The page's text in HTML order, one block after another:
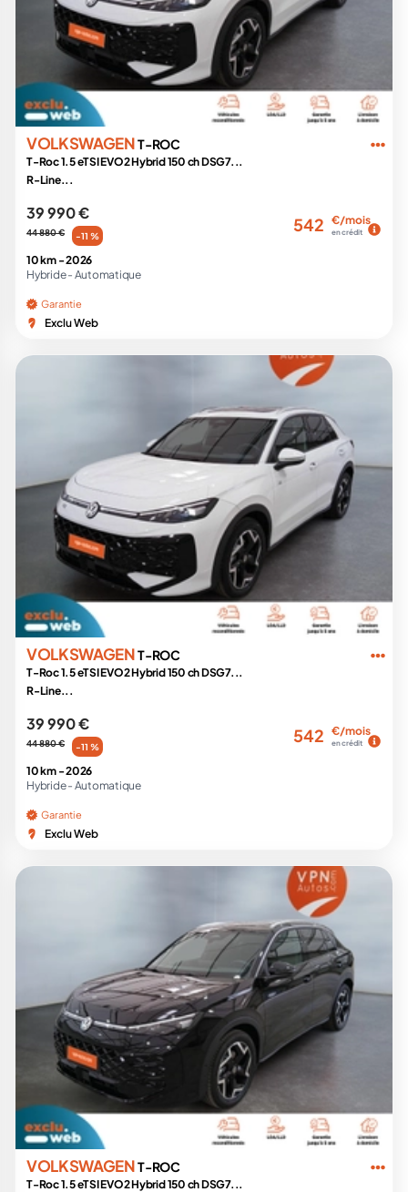
VOLKSWAGENT-ROC
T-Roc 1.5 eTSI EVO2 Hybrid 150 ch DSG7...
R-Line...
39 990 €
44 880 € -11 %
542 €/mois
en crédit
10 km -2026
Hybride - Automatique
Garantie
Exclu Web
VOLKSWAGENT-ROC
T-Roc 1.5 eTSI EVO2 Hybrid 150 ch DSG7...
R-Line...
39 990 €
44 880 € -11 %
542 €/mois
en crédit
10 km -2026
Hybride - Automatique
Garantie
Exclu Web
VOLKSWAGENT-ROC
T-Roc 1.5 eTSI EVO2 Hybrid 150 ch DSG7...